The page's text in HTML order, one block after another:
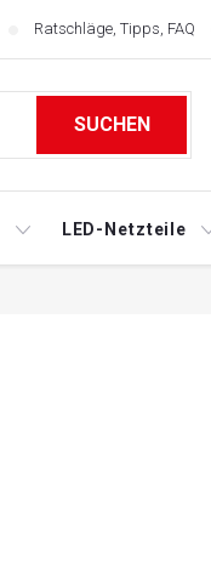
Ratschläge, Tipps, FAQ
SUCHEN
LED-Netzteile